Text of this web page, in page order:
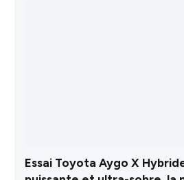
Essai Toyota Aygo X